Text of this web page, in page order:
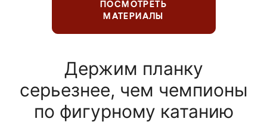
ПОСМОТРЕТЬ
МАТЕРИАЛЫ
Держим планку
серьезнее, чем чемпионы
по фигурному катанию